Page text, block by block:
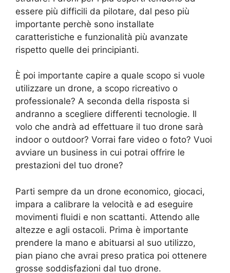
essere più difficili da pilotare, dal peso più
importante perchè sono installate
caratteristiche e funzionalità più avanzate
rispetto quelle dei principianti.
È poi importante capire a quale scopo si vuole
utilizzare un drone, a scopo ricreativo o
professionale? A seconda della risposta si
andranno a scegliere differenti tecnologie. Il
volo che andrà ad effettuare il tuo drone sarà
indoor o outdoor? Vorrai fare video o foto? Vuoi
avviare un business in cui potrai offrire le
prestazioni del tuo drone?
Parti sempre da un drone economico, giocaci,
impara a calibrare la velocità e ad eseguire
movimenti fluidi e non scattanti. Attendo alle
altezze e agli ostacoli. Prima è importante
prendere la mano e abituarsi al suo utilizzo,
pian piano che avrai preso pratica poi ottenere
grosse soddisfazioni dal tuo drone.